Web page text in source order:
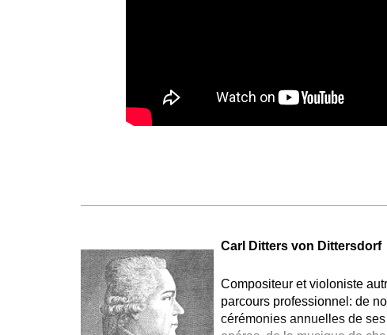
Carl Ditters von Dittersdorf
Compositeur et violoniste
parcours professionnel: de
cérémonies annuelles de